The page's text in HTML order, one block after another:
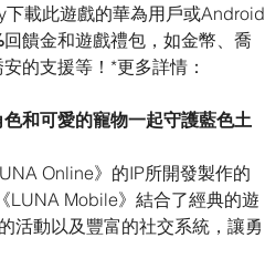
載此遊戲的華為用戶或Android
回饋金和遊戲禮包，如金幣、喬
的支援等！*更多詳情：
和可愛的寵物一起守護藍色土
Online》的IP所開發製作的
LUNA Mobile》結合了經典的遊
活動以及豐富的社交系統，讓勇